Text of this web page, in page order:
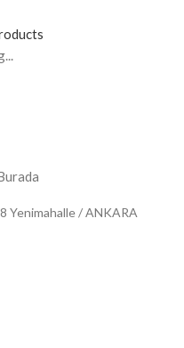
Yenimahalle / ANKARA